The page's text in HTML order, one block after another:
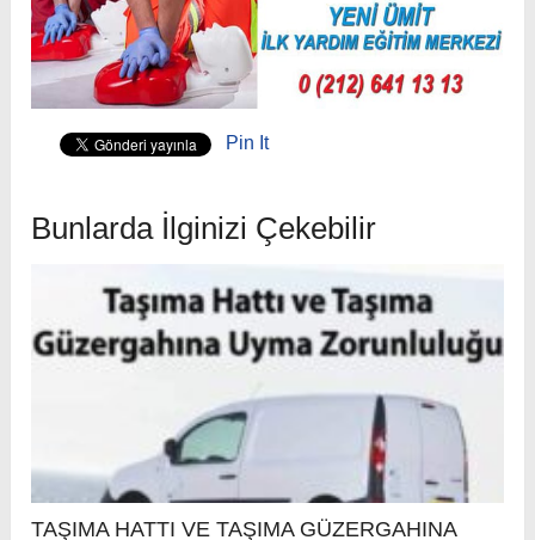
Pin It
Bunlarda İlginizi Çekebilir
TAŞIMA HATTI VE TAŞIMA GÜZERGAHINA